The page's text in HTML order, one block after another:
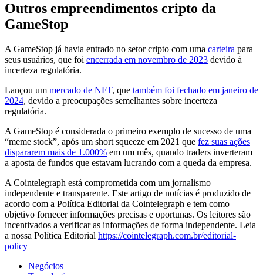
Outros empreendimentos cripto da
GameStop
A GameStop já havia entrado no setor cripto com uma carteira para
seus usuários, que foi encerrada em novembro de 2023 devido à
incerteza regulatória.
Lançou um mercado de NFT, que também foi fechado em janeiro de
2024, devido a preocupações semelhantes sobre incerteza
regulatória.
A GameStop é considerada o primeiro exemplo de sucesso de uma
“meme stock”, após um short squeeze em 2021 que fez suas ações
dispararem mais de 1.000% em um mês, quando traders inverteram
a aposta de fundos que estavam lucrando com a queda da empresa.
A Cointelegraph está comprometida com um jornalismo
independente e transparente. Este artigo de notícias é produzido de
acordo com a Política Editorial da Cointelegraph e tem como
objetivo fornecer informações precisas e oportunas. Os leitores são
incentivados a verificar as informações de forma independente. Leia
a nossa Política Editorial https://cointelegraph.com.br/editorial-
policy
Negócios